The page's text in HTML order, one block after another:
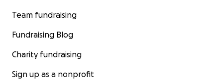
Team fundraising
Fundraising Blog
Charity fundraising
Sign up as a nonprofit